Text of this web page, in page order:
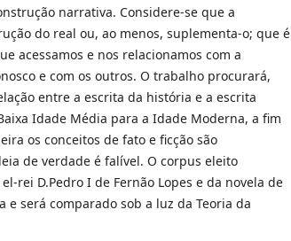
narrativa. Considere-se que a
do real ou, ao menos, suplementa-o; que é
acessamos e nos relacionamos com a
e com os outros. O trabalho procurará,
entre a escrita da história e a escrita
Idade Média para a Idade Moderna, a fim
os conceitos de fato e ficção são
de verdade é falível. O corpus eleito
rei D.Pedro I de Fernão Lopes e da novela de
e será comparado sob a luz da Teoria da